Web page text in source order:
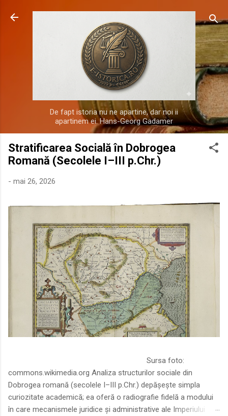
Treceți la conținutul principal
De fapt istoria nu ne apartine, dar noi ii
apartinem ei. Hans-Georg Gadamer
Stratificarea Socială în Dobrogea
Romană (Secolele I–III p.Chr.)
- mai 26, 2026
Sursa foto:
commons.wikimedia.org Analiza structurilor sociale din
Dobrogea romană (secolele I–III p.Chr.) depășește simpla
curiozitate academică; ea oferă o radiografie fidelă a modului
în care mecanismele juridice și administrative ale Imperiului